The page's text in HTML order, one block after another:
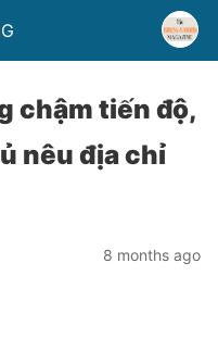
chậm tiến độ,
nêu địa chỉ
8 months ago